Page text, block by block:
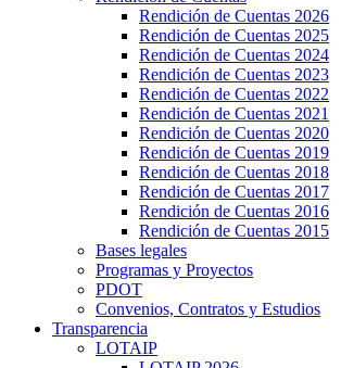
Rendición de Cuentas 2026
Rendición de Cuentas 2025
Rendición de Cuentas 2024
Rendición de Cuentas 2023
Rendición de Cuentas 2022
Rendición de Cuentas 2021
Rendición de Cuentas 2020
Rendición de Cuentas 2019
Rendición de Cuentas 2018
Rendición de Cuentas 2017
Rendición de Cuentas 2016
Rendición de Cuentas 2015
Bases legales
Programas y Proyectos
PDOT
Convenios, Contratos y Estudios
Transparencia
LOTAIP